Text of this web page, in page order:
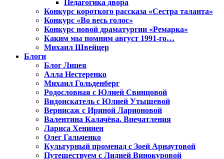
Педагогика двора
Конкурс короткого рассказа «Сестра таланта»
Конкурс «Во весь голос»
Конкурс новой драматургии «Ремарка»
Каким мы помним август 1991-го…
Михаил Швейцер
Блоги
Блог Лицея
Алла Нестеренко
Михаил Гольденберг
Родословная с Юлией Свинцовой
Видоискатель с Юлией Утышевой
Вернисаж с Ириной Ларионовой
Валентина Калачёва. Впечатления
Лариса Хенинен
Олег Гальченко
Культурный променад с Зоей Арнаутовой
Путешествуем с Лидией Винокуровой